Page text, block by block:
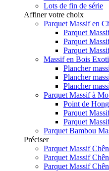
Lots de fin de série
Affiner votre choix
Parquet Massif en
Parquet
Parquet
Parquet
Massif en Bois
Plancher
Plancher
Plancher
Parquet Massif à
Point de
Parquet
Parquet
Parquet Bambou
Préciser
Parquet Massif
Parquet Massif
Parquet Massif